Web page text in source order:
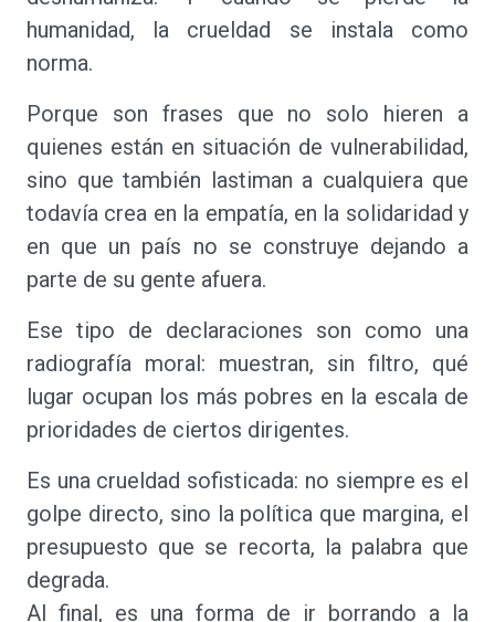
humanidad, la crueldad se instala como
norma.
Porque son frases que no solo hieren a
quienes están en situación de vulnerabilidad,
sino que también lastiman a cualquiera que
todavía crea en la empatía, en la solidaridad y
en que un país no se construye dejando a
parte de su gente afuera.
Ese tipo de declaraciones son como una
radiografía moral: muestran, sin filtro, qué
lugar ocupan los más pobres en la escala de
prioridades de ciertos dirigentes.
Es una crueldad sofisticada: no siempre es el
golpe directo, sino la política que margina, el
presupuesto que se recorta, la palabra que
degrada.
Al final, es una forma de ir borrando a la